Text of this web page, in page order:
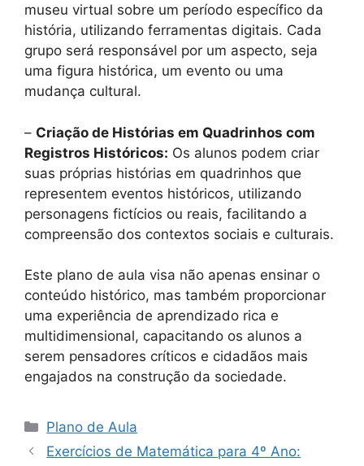
museu virtual sobre um período específico da
história, utilizando ferramentas digitais. Cada
grupo será responsável por um aspecto, seja
uma figura histórica, um evento ou uma
mudança cultural.
– Criação de Histórias em Quadrinhos com
Registros Históricos: Os alunos podem criar
suas próprias histórias em quadrinhos que
representem eventos históricos, utilizando
personagens fictícios ou reais, facilitando a
compreensão dos contextos sociais e culturais.
Este plano de aula visa não apenas ensinar o
conteúdo histórico, mas também proporcionar
uma experiência de aprendizado rica e
multidimensional, capacitando os alunos a
serem pensadores críticos e cidadãos mais
engajados na construção da sociedade.
Categorias
Plano de Aula
Exercícios de Matemática para 4º Ano: